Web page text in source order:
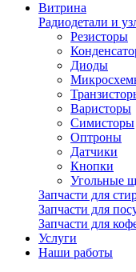
Витрина
Радиодетали и
Резисторы
Диоды
Варисторы
Симисторы
Оптроны
Датчики
Кнопки
Угольные
Запчасти для
Запчасти для
Запчасти для
Услуги
Наши работы